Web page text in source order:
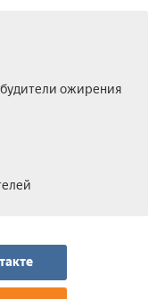
ожирения